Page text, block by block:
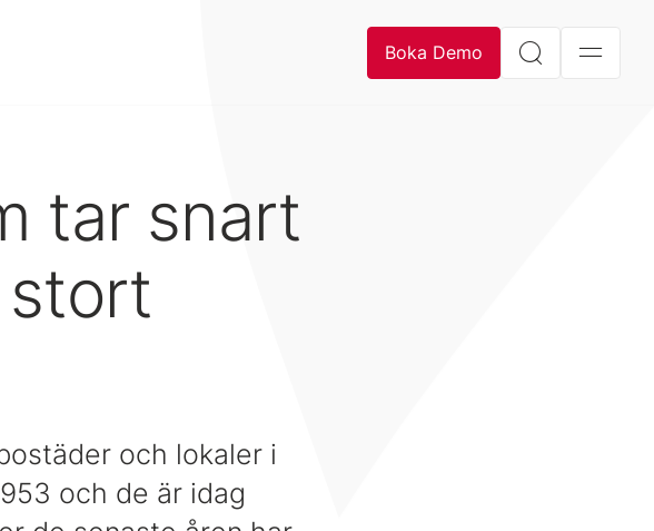
Boka Demo
tar snart
och lokaler i
och de är idag